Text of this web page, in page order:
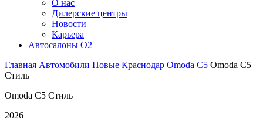
О нас
Дилерские центры
Новости
Карьера
Автосалоны O2
Главная Автомобили Новые Краснодар Omoda C5 Omoda C5
Стиль
Omoda C5 Стиль
2026